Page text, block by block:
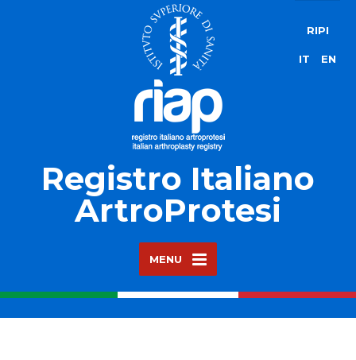
Registro Italiano
ArtroProtesi
MENU
RIPI
IT EN